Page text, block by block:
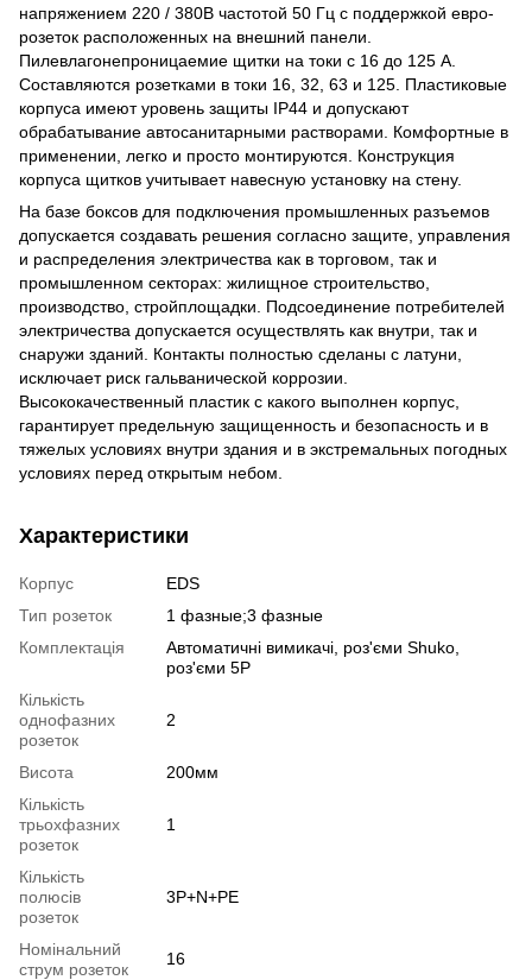
напряжением 220 / 380В частотой 50 Гц с поддержкой евро-
розеток расположенных на внешний панели.
Пилевлагонепроницаемие щитки на токи с 16 до 125 А.
Составляются розетками в токи 16, 32, 63 и 125. Пластиковые
корпуса имеют уровень защиты IP44 и допускают
обрабатывание автосанитарными растворами. Комфортные в
применении, легко и просто монтируются. Конструкция
корпуса щитков учитывает навесную установку на стену.
На базе боксов для подключения промышленных разъемов
допускается создавать решения согласно защите, управления
и распределения электричества как в торговом, так и
промышленном секторах: жилищное строительство,
производство, стройплощадки. Подсоединение потребителей
электричества допускается осуществлять как внутри, так и
снаружи зданий. Контакты полностью сделаны с латуни,
исключает риск гальванической коррозии.
Высококачественный пластик с какого выполнен корпус,
гарантирует предельную защищенность и безопасность и в
тяжелых условиях внутри здания и в экстремальных погодных
условиях перед открытым небом.
Характеристики
Корпус
EDS
Тип розеток
1 фазные;3 фазные
Комплектація
Автоматичні вимикачі, роз'єми Shuko,
роз'єми 5P
Кількість
однофазних
розеток
2
Висота
200мм
Кількість
трьохфазних
розеток
1
Кількість
полюсів
розеток
3P+N+PE
Номінальний
струм розеток
16